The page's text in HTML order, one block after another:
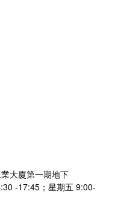
大廈第一期地下
-17:45；星期五 9:00-